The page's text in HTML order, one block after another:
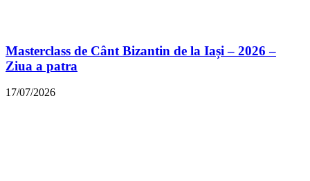
Masterclass de Cânt Bizantin de la Iași – 2026 –
Ziua a patra
17/07/2026